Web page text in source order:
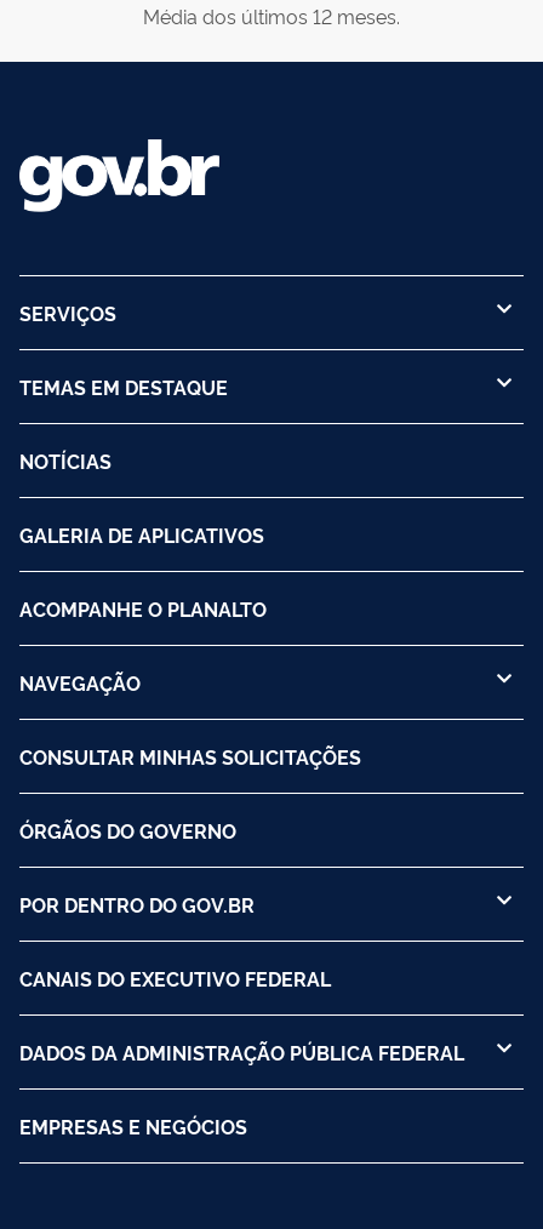
Média dos últimos 12 meses.
SERVIÇOS
TEMAS EM DESTAQUE
NOTÍCIAS
GALERIA DE APLICATIVOS
ACOMPANHE O PLANALTO
NAVEGAÇÃO
CONSULTAR MINHAS SOLICITAÇÕES
ÓRGÃOS DO GOVERNO
POR DENTRO DO GOV.BR
CANAIS DO EXECUTIVO FEDERAL
DADOS DA ADMINISTRAÇÃO PÚBLICA FEDERAL
EMPRESAS E NEGÓCIOS